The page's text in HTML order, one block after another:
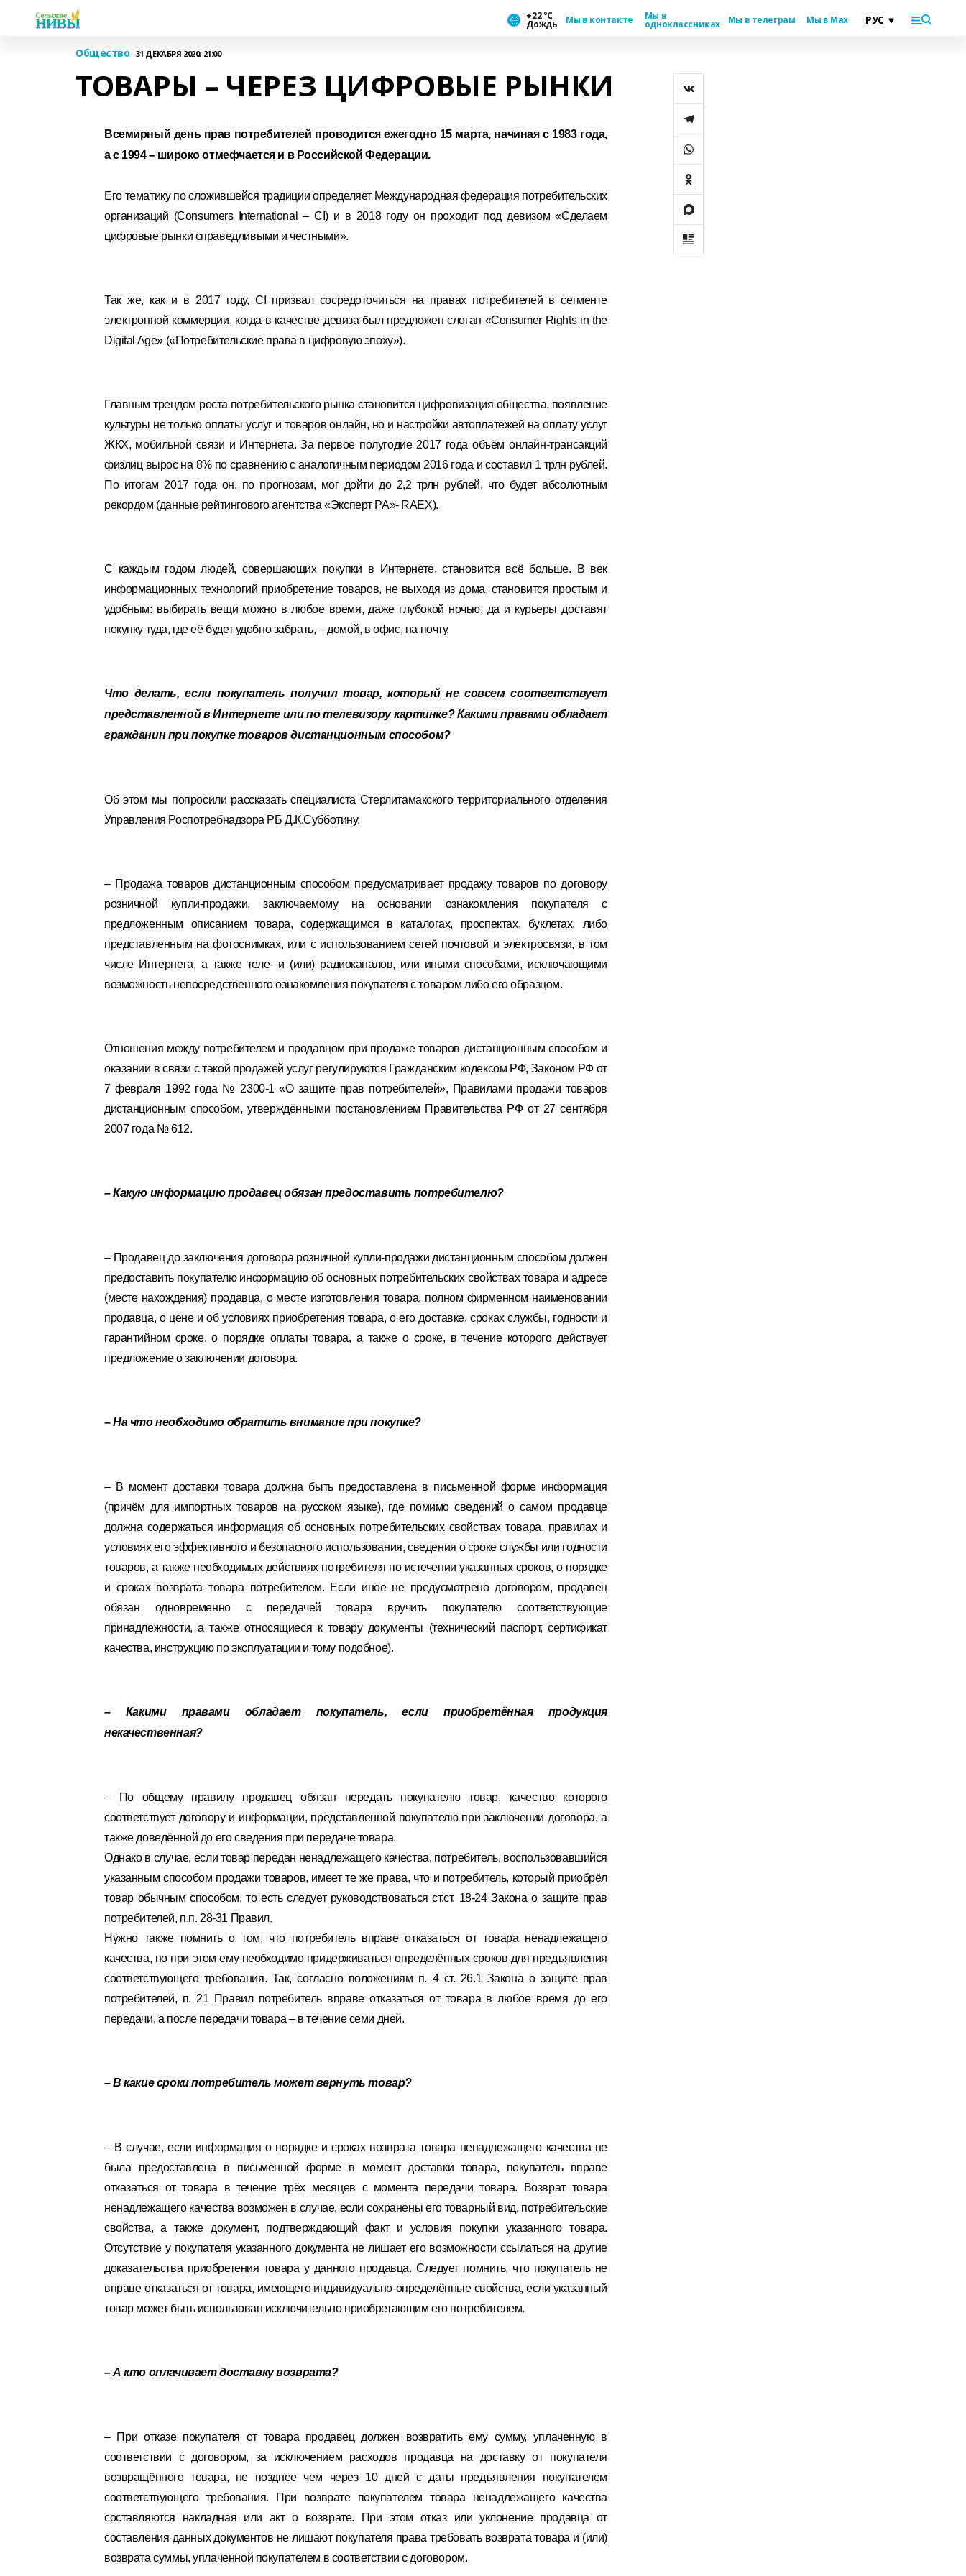
+22 °С
Дождь Мы в контакте Мы в
одноклассниках Мы в телеграм Мы в Max
Общество 31 ДЕКАБРЯ 2020, 21:00
ТОВАРЫ – ЧЕРЕЗ ЦИФРОВЫЕ РЫНКИ
Всемирный день прав потребителей проводится ежегодно 15 марта, начиная с 1983 года,
а с 1994 – широко отмефчается и в Российской Федерации.
Его тематику по сложившейся традиции определяет Международная федерация потребительских
организаций (Consumers International – CI) и в 2018 году он проходит под девизом «Сделаем
цифровые рынки справедливыми и честными».
Так же, как и в 2017 году, CI призвал сосредоточиться на правах потребителей в сегменте
электронной коммерции, когда в качестве девиза был предложен слоган «Consumer Rights in the
Digital Age» («Потребительские права в цифровую эпоху»).
Главным трендом роста потребительского рынка становится цифровизация общества, появление
культуры не только оплаты услуг и товаров онлайн, но и настройки автоплатежей на оплату услуг
ЖКХ, мобильной связи и Интернета. За первое полугодие 2017 года объём онлайн-трансакций
физлиц вырос на 8% по сравнению с аналогичным периодом 2016 года и составил 1 трлн рублей.
По итогам 2017 года он, по прогнозам, мог дойти до 2,2 трлн рублей, что будет абсолютным
рекордом (данные рейтингового агентства «Эксперт РА»- RAEX).
С каждым годом людей, совершающих покупки в Интернете, становится всё больше. В век
информационных технологий приобретение товаров, не выходя из дома, становится простым и
удобным: выбирать вещи можно в любое время, даже глубокой ночью, да и курьеры доставят
покупку туда, где её будет удобно забрать, – домой, в офис, на почту.
Что делать, если покупатель получил товар, который не совсем соответствует
представленной в Интернете или по телевизору картинке? Какими правами обладает
гражданин при покупке товаров дистанционным способом?
Об этом мы попросили рассказать специалиста Стерлитамакского территориального отделения
Управления Роспотребнадзора РБ Д.К.Субботину.
– Продажа товаров дистанционным способом предусматривает продажу товаров по договору
розничной купли-продажи, заключаемому на основании ознакомления покупателя с
предложенным описанием товара, содержащимся в каталогах, проспектах, буклетах, либо
представленным на фотоснимках, или с использованием сетей почтовой и электросвязи, в том
числе Интернета, а также теле- и (или) радиоканалов, или иными способами, исключающими
возможность непосредственного ознакомления покупателя с товаром либо его образцом.
Отношения между потребителем и продавцом при продаже товаров дистанционным способом и
оказании в связи с такой продажей услуг регулируются Гражданским кодексом РФ, Законом РФ от
7 февраля 1992 года № 2300-1 «О защите прав потребителей», Правилами продажи товаров
дистанционным способом, утверждёнными постановлением Правительства РФ от 27 сентября
2007 года № 612.
– Какую информацию продавец обязан предоставить потребителю?
– Продавец до заключения договора розничной купли-продажи дистанционным способом должен
предоставить покупателю информацию об основных потребительских свойствах товара и адресе
(месте нахождения) продавца, о месте изготовления товара, полном фирменном наименовании
продавца, о цене и об условиях приобретения товара, о его доставке, сроках службы, годности и
гарантийном сроке, о порядке оплаты товара, а также о сроке, в течение которого действует
предложение о заключении договора.
– На что необходимо обратить внимание при покупке?
– В момент доставки товара должна быть предоставлена в письменной форме информация
(причём для импортных товаров на русском языке), где помимо сведений о самом продавце
должна содержаться информация об основных потребительских свойствах товара, правилах и
условиях его эффективного и безопасного использования, сведения о сроке службы или годности
товаров, а также необходимых действиях потребителя по истечении указанных сроков, о порядке
и сроках возврата товара потребителем. Если иное не предусмотрено договором, продавец
обязан одновременно с передачей товара вручить покупателю соответствующие
принадлежности, а также относящиеся к товару документы (технический паспорт, сертификат
качества, инструкцию по эксплуатации и тому подобное).
– Какими правами обладает покупатель, если приобретённая продукция
некачественная?
– По общему правилу продавец обязан передать покупателю товар, качество которого
соответствует договору и информации, представленной покупателю при заключении договора, а
также доведённой до его сведения при передаче товара.
Однако в случае, если товар передан ненадлежащего качества, потребитель, воспользовавшийся
указанным способом продажи товаров, имеет те же права, что и потребитель, который приобрёл
товар обычным способом, то есть следует руководствоваться ст.ст. 18-24 Закона о защите прав
потребителей, п.п. 28-31 Правил.
Нужно также помнить о том, что потребитель вправе отказаться от товара ненадлежащего
качества, но при этом ему необходимо придерживаться определённых сроков для предъявления
соответствующего требования. Так, согласно положениям п. 4 ст. 26.1 Закона о защите прав
потребителей, п. 21 Правил потребитель вправе отказаться от товара в любое время до его
передачи, а после передачи товара – в течение семи дней.
– В какие сроки потребитель может вернуть товар?
– В случае, если информация о порядке и сроках возврата товара ненадлежащего качества не
была предоставлена в письменной форме в момент доставки товара, покупатель вправе
отказаться от товара в течение трёх месяцев с момента передачи товара. Возврат товара
ненадлежащего качества возможен в случае, если сохранены его товарный вид, потребительские
свойства, а также документ, подтверждающий факт и условия покупки указанного товара.
Отсутствие у покупателя указанного документа не лишает его возможности ссылаться на другие
доказательства приобретения товара у данного продавца. Следует помнить, что покупатель не
вправе отказаться от товара, имеющего индивидуально-определённые свойства, если указанный
товар может быть использован исключительно приобретающим его потребителем.
– А кто оплачивает доставку возврата?
– При отказе покупателя от товара продавец должен возвратить ему сумму, уплаченную в
соответствии с договором, за исключением расходов продавца на доставку от покупателя
возвращённого товара, не позднее чем через 10 дней с даты предъявления покупателем
соответствующего требования. При возврате покупателем товара ненадлежащего качества
составляются накладная или акт о возврате. При этом отказ или уклонение продавца от
составления данных документов не лишают покупателя права требовать возврата товара и (или)
возврата суммы, уплаченной покупателем в соответствии с договором.